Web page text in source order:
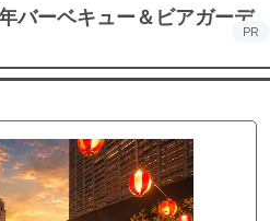
バーベキュー＆ビアガーデ
PR